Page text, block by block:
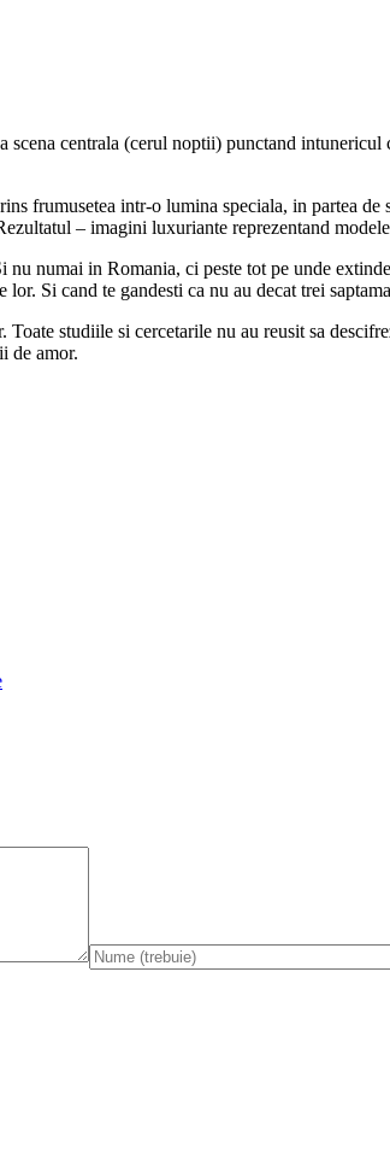
centrala (cerul noptii) punctand
frumusetea intr-o lumina speciala, in partea
– imagini luxuriante reprezentand
numai in Romania, ci peste tot pe unde
lor. Si cand te gandesti ca nu au decat trei
studiile si cercetarile nu au reusit sa
de amor.